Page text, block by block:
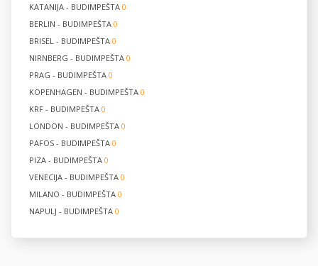
KATANIJA - BUDIMPEŠTA 0
BERLIN - BUDIMPEŠTA 0
BRISEL - BUDIMPEŠTA 0
NIRNBERG - BUDIMPEŠTA 0
PRAG - BUDIMPEŠTA 0
KOPENHAGEN - BUDIMPEŠTA 0
KRF - BUDIMPEŠTA 0
LONDON - BUDIMPEŠTA 0
PAFOS - BUDIMPEŠTA 0
PIZA - BUDIMPEŠTA 0
VENECIJA - BUDIMPEŠTA 0
MILANO - BUDIMPEŠTA 0
NAPULJ - BUDIMPEŠTA 0